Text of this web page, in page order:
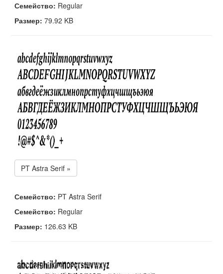
Семейство: Regular
Размер: 79.92 KB
PT Astra Serif »
Семейство: PT Astra Serif
Семейство: Regular
Размер: 126.63 KB